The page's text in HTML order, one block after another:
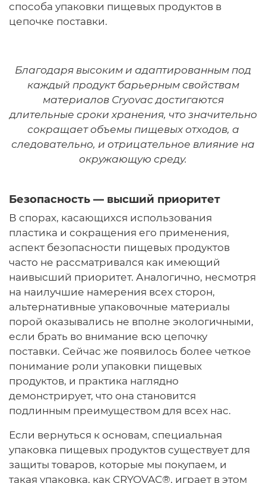
способа упаковки пищевых продуктов в
цепочке поставки.
Благодаря высоким и адаптированным под
каждый продукт барьерным свойствам
материалов Сryovac достигаются
длительные сроки хранения, что значительно
сокращает объемы пищевых отходов, а
следовательно, и отрицательное влияние на
окружающую среду.
Безопасность — высший приоритет
В спорах, касающихся использования
пластика и сокращения его применения,
аспект безопасности пищевых продуктов
часто не рассматривался как имеющий
наивысший приоритет. Аналогично, несмотря
на наилучшие намерения всех сторон,
альтернативные упаковочные материалы
порой оказывались не вполне экологичными,
если брать во внимание всю цепочку
поставки. Сейчас же появилось более четкое
понимание роли упаковки пищевых
продуктов, и практика наглядно
демонстрирует, что она становится
подлинным преимуществом для всех нас.
Если вернуться к основам, специальная
упаковка пищевых продуктов существует для
защиты товаров, которые мы покупаем, и
такая упаковка, как CRYOVAC®, играет в этом